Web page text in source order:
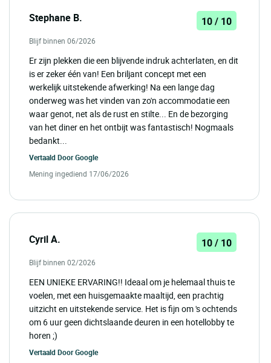
Stephane B. 10 / 10
Blijf binnen 06/2026
Er zijn plekken die een blijvende indruk achterlaten, en dit
is er zeker één van! Een briljant concept met een
werkelijk uitstekende afwerking! Na een lange dag
onderweg was het vinden van zo'n accommodatie een
waar genot, net als de rust en stilte... En de bezorging
van het diner en het ontbijt was fantastisch! Nogmaals
bedankt...
Vertaald DoorGoogle
Mening ingediend 17/06/2026
Cyril A. 10 / 10
Blijf binnen 02/2026
EEN UNIEKE ERVARING!! Ideaal om je helemaal thuis te
voelen, met een huisgemaakte maaltijd, een prachtig
uitzicht en uitstekende service. Het is fijn om 's ochtends
om 6 uur geen dichtslaande deuren in een hotellobby te
horen ;)
Vertaald DoorGoogle